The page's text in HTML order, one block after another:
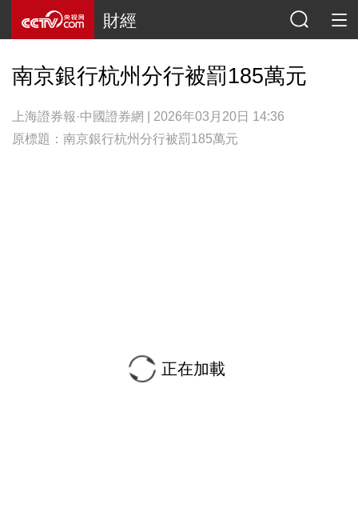
財經
南京銀行杭州分行被罰185萬元
上海證券報·中國證券網 | 2026年03月20日 14:36
原標題：南京銀行杭州分行被罰185萬元
正在加載